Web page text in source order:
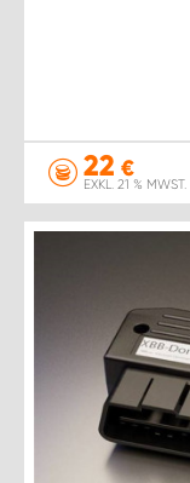
22 €
EXKL. 21 % MWST.